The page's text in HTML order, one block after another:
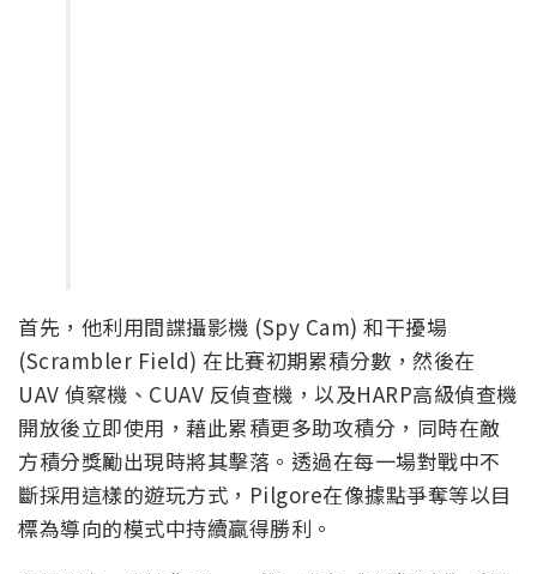
首先，他利用間諜攝影機 (Spy Cam) 和干擾場
(Scrambler Field) 在比賽初期累積分數，然後在
UAV 偵察機、CUAV 反偵查機，以及HARP高級偵查機
開放後立即使用，藉此累積更多助攻積分，同時在敵
方積分獎勵出現時將其擊落。透過在每一場對戰中不
斷採用這樣的遊玩方式，Pilgore在像據點爭奪等以目
標為導向的模式中持續贏得勝利。